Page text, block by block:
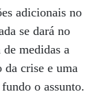
adicionais no
se dará no
medidas a
da crise e uma
o assunto.